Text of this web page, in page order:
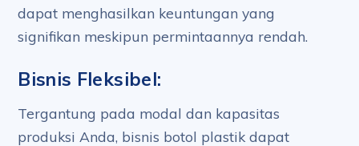
dapat menghasilkan keuntungan yang
signifikan meskipun permintaannya rendah.
Bisnis Fleksibel:
Tergantung pada modal dan kapasitas
produksi Anda, bisnis botol plastik dapat